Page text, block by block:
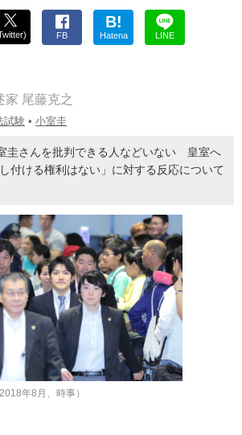
FB
B!
Hatena LINE
家 尾藤克之
試験 • 小室圭
圭さんを批判できる人などいない 皇室へ
付ける権利はない」に対する反応について
年8月、時事）